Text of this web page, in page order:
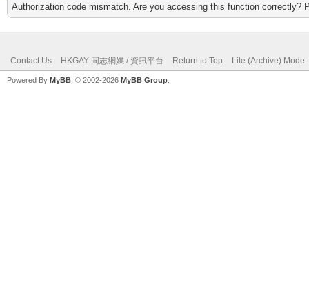
Authorization code mismatch. Are you accessing this function correctly?
Contact Us HKGAY 同志網媒 / 資訊平台 Return to Top Lite (Archive) Mode
Powered By MyBB , © 2002-2026 MyBB Group